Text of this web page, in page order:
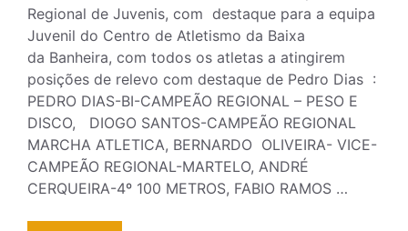
Regional de Juvenis, com destaque para a equipa
Juvenil do Centro de Atletismo da Baixa
da Banheira, com todos os atletas a atingirem
posições de relevo com destaque de Pedro Dias :
PEDRO DIAS-BI-CAMPEÃO REGIONAL – PESO E
DISCO, DIOGO SANTOS-CAMPEÃO REGIONAL
MARCHA ATLETICA, BERNARDO OLIVEIRA- VICE-
CAMPEÃO REGIONAL-MARTELO, ANDRÉ
CERQUEIRA-4º 100 METROS, FABIO RAMOS …